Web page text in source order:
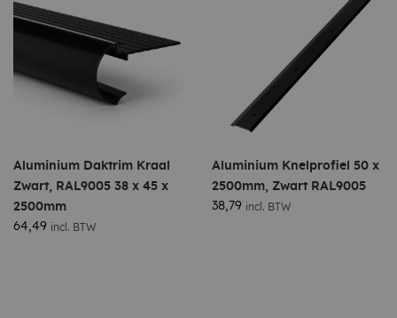
Aluminium Daktrim Kraal
Zwart, RAL9005 38 x 45 x
2500mm
64,49
incl. BTW
Aluminium Knelprofiel 50 x
2500mm, Zwart RAL9005
38,79
incl. BTW